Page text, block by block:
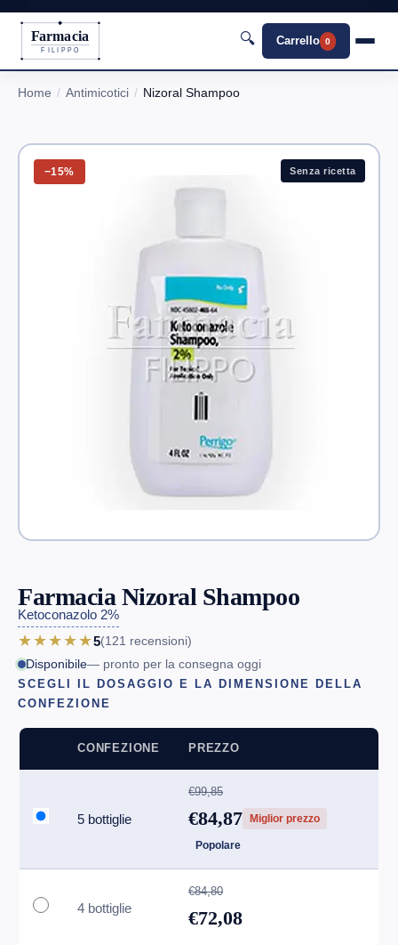
Farmacia
FILIPPO
🔍 Carrello 0
Home Antimicotici Nizoral Shampoo
−15% Senza ricetta
Farmacia Nizoral Shampoo
Ketoconazolo 2%
★★★★★5(121 recensioni)
Disponibile— pronto per la consegna oggi
SCEGLI IL DOSAGGIO E LA DIMENSIONE DELLA
CONFEZIONE
CONFEZIONE PREZZO
5 bottiglie
€99,85
€84,87 Miglior prezzo
Popolare
4 bottiglie
€84,80
€72,08